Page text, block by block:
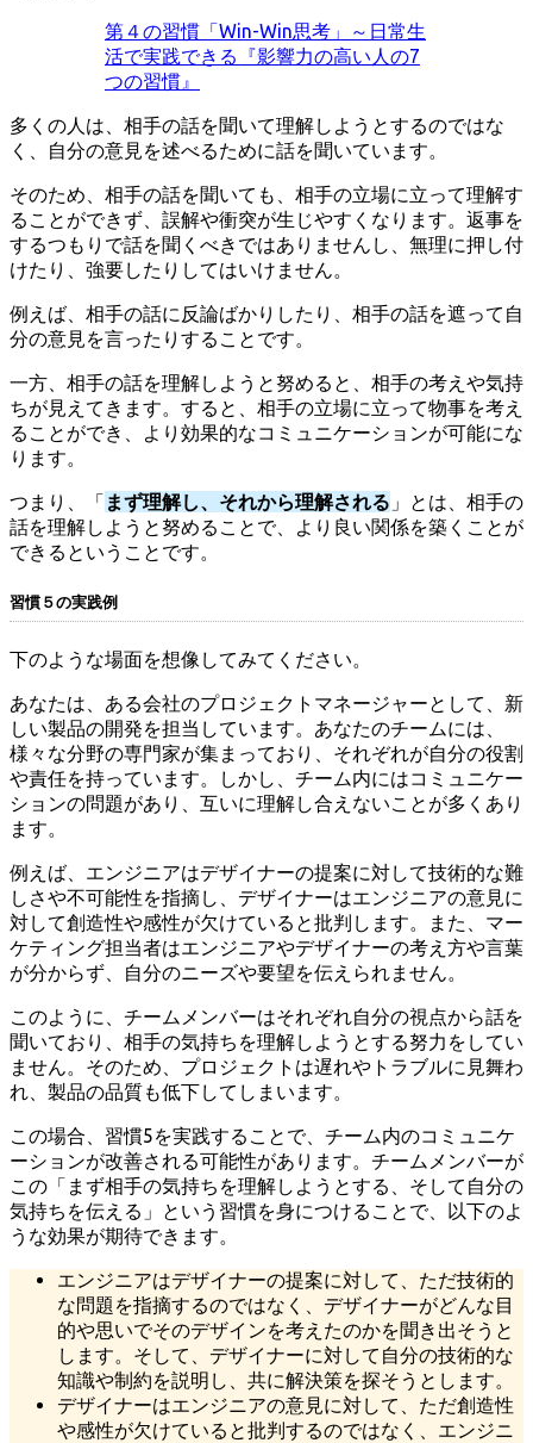
第４の習慣「Win-Win思考」～日常生
活で実践できる『影響力の高い人の7
つの習慣』
多くの人は、相手の話を聞いて理解しようとするのではな
く、自分の意見を述べるために話を聞いています。
そのため、相手の話を聞いても、相手の立場に立って理解す
ることができず、誤解や衝突が生じやすくなります。返事を
するつもりで話を聞くべきではありませんし、無理に押し付
けたり、強要したりしてはいけません。
例えば、相手の話に反論ばかりしたり、相手の話を遮って自
分の意見を言ったりすることです。
一方、相手の話を理解しようと努めると、相手の考えや気持
ちが見えてきます。すると、相手の立場に立って物事を考え
ることができ、より効果的なコミュニケーションが可能にな
ります。
つまり、「 まず理解し、それから理解される 」とは、相手の
話を理解しようと努めることで、より良い関係を築くことが
できるということです。
習慣５の実践例
下のような場面を想像してみてください。
あなたは、ある会社のプロジェクトマネージャーとして、新
しい製品の開発を担当しています。あなたのチームには、
様々な分野の専門家が集まっており、それぞれが自分の役割
や責任を持っています。しかし、チーム内にはコミュニケー
ションの問題があり、互いに理解し合えないことが多くあり
ます。
例えば、エンジニアはデザイナーの提案に対して技術的な難
しさや不可能性を指摘し、デザイナーはエンジニアの意見に
対して創造性や感性が欠けていると批判します。また、マー
ケティング担当者はエンジニアやデザイナーの考え方や言葉
が分からず、自分のニーズや要望を伝えられません。
このように、チームメンバーはそれぞれ自分の視点から話を
聞いており、相手の気持ちを理解しようとする努力をしてい
ません。そのため、プロジェクトは遅れやトラブルに見舞わ
れ、製品の品質も低下してしまいます。
この場合、習慣5を実践することで、チーム内のコミュニケ
ーションが改善される可能性があります。チームメンバーが
この「まず相手の気持ちを理解しようとする、そして自分の
気持ちを伝える」という習慣を身につけることで、以下のよ
うな効果が期待できます。
エンジニアはデザイナーの提案に対して、ただ技術的
な問題を指摘するのではなく、デザイナーがどんな目
的や思いでそのデザインを考えたのかを聞き出そうと
します。そして、デザイナーに対して自分の技術的な
知識や制約を説明し、共に解決策を探そうとします。
デザイナーはエンジニアの意見に対して、ただ創造性
や感性が欠けていると批判するのではなく、エンジニ